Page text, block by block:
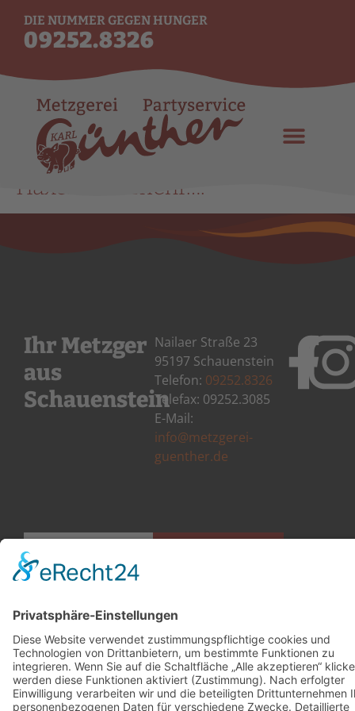
DIE NUMMER GEGEN HUNGER
09252.8326
Haxen und mehr….
Ihr Metzger
aus
Schauenstein
Nailaer Straße 23
95197 Schauenstein
Telefon: 09252.8326
Telefax: 09252.3085
E-Mail:
info@metzgerei-
guenther.de